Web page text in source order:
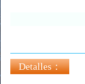
Detalles：